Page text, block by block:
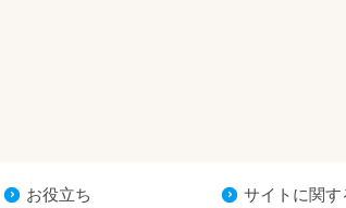
お役立ち サイトに関す